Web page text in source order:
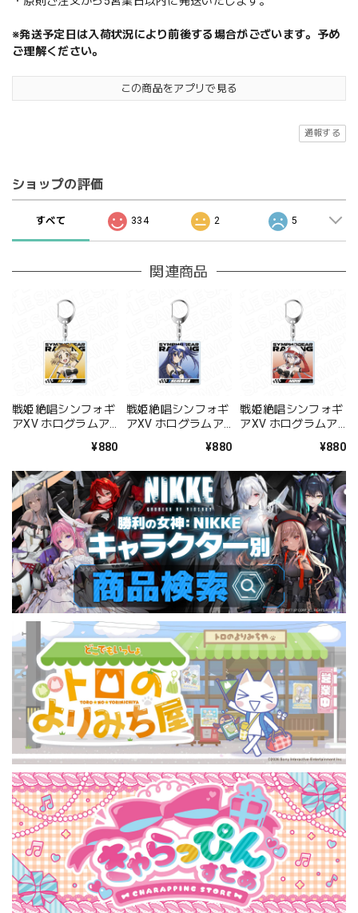
※発送予定日は入荷状況により前後する場合がございます。予め
ご理解ください。
この商品をアプリで見る
通報する
ショップの評価
すべて 334 2 5
関連商品
戦姫絶唱シンフォギ
アXV ホログラムア
RACING ver.
¥880
戦姫絶唱シンフォギ
アXV ホログラムア
RACING ver.
¥880
戦姫絶唱シンフォギ
アXV ホログラムア
RACING ver.
¥880